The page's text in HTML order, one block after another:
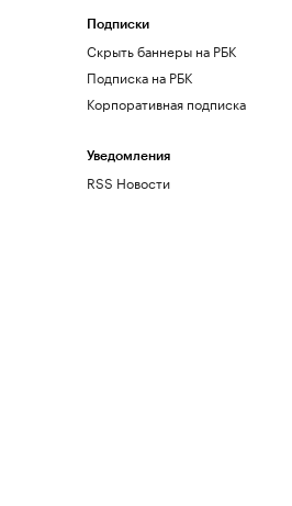
Подписки
Скрыть баннеры на РБК
Подписка на РБК
Корпоративная подписка
Уведомления
RSS Новости